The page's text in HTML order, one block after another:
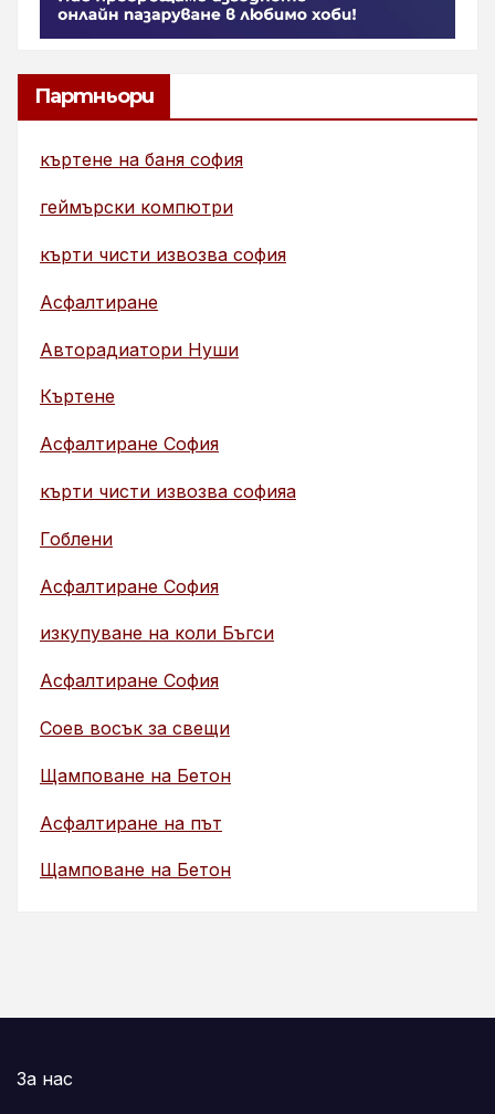
Партньори
къртене на баня софия
геймърски компютри
кърти чисти извозва софия
Асфалтиране
Авторадиатори Нуши
Къртене
Асфалтиране София
кърти чисти извозва софияа
Гоблени
Асфалтиране София
изкупуване на коли Бъгси
Асфалтиране София
Соев восък за свещи
Щамповане на Бетон
Асфалтиране на път
Щамповане на Бетон
За нас